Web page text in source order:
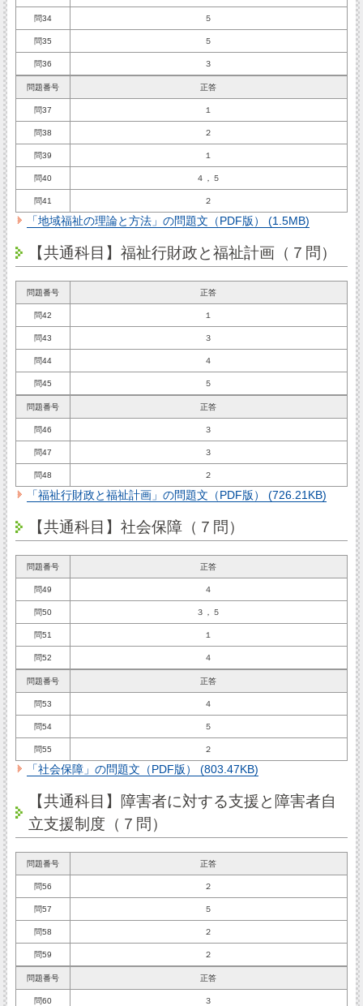
問34 ５
問35 ５
問36 ３
問題番号 正答
問37 １
問38 ２
問39 １
問40 ４，５
問41 ２
「地域福祉の理論と方法」の問題文（PDF版） (1.5MB)
【共通科目】福祉行財政と福祉計画（７問）
問題番号 正答
問42 １
問43 ３
問44 ４
問45 ５
問題番号 正答
問46 ３
問47 ３
問48 ２
「福祉行財政と福祉計画」の問題文（PDF版） (726.21KB)
【共通科目】社会保障（７問）
問題番号 正答
問49 ４
問50 ３，５
問51 １
問52 ４
問題番号 正答
問53 ４
問54 ５
問55 ２
「社会保障」の問題文（PDF版） (803.47KB)
【共通科目】障害者に対する支援と障害者自
立支援制度（７問）
問題番号 正答
問56 ２
問57 ５
問58 ２
問59 ２
問題番号 正答
問60 ３